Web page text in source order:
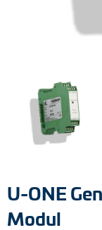
Impulsverteiler
Impulsumformer
Frequenz-
U-ONE
Modul